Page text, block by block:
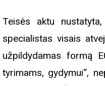
Teisės aktu
specialistas visais
užpildydamas formą
tyrimams, gydymui“,